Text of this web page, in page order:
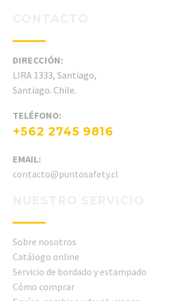
DIRECCIÓN:
LIRA 1333, Santiago,
Santiago. Chile.
TELÉFONO:
+562 2745 9816
EMAIL:
contacto@puntosafety.cl
Sobre nosotros
Catálogo online
Servicio de bordado y estampado
Cómo comprar